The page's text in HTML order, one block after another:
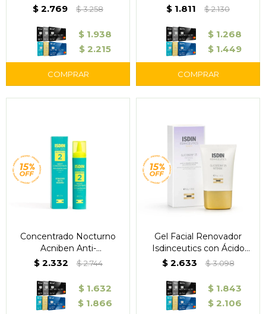
ISDIN
$ 2.769 $3.258
$ 1.938
$ 2.215
$ 1.811 $2.130
$ 1.268
$ 1.449
Concentrado Nocturno
Acniben Anti-
Imperfecciones 27 ml –
$ 2.332 $2.744
$ 1.632
$ 1.866
Gel Facial Renovador
Isdinceutics con Ácido
Glicólico 25% – ISDIN
$ 2.633 $3.098
$ 1.843
$ 2.106